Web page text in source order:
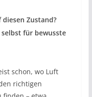
Zustand?
für bewusste
schon, wo Luft
richtigen